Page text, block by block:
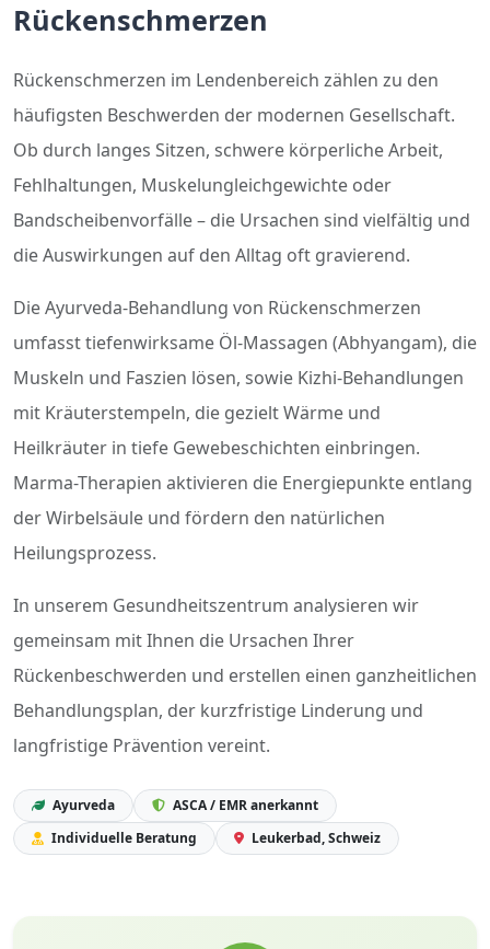
Rückenschmerzen
Rückenschmerzen im Lendenbereich zählen zu den
häufigsten Beschwerden der modernen Gesellschaft.
Ob durch langes Sitzen, schwere körperliche Arbeit,
Fehlhaltungen, Muskelungleichgewichte oder
Bandscheibenvorfälle – die Ursachen sind vielfältig und
die Auswirkungen auf den Alltag oft gravierend.
Die Ayurveda-Behandlung von Rückenschmerzen
umfasst tiefenwirksame Öl-Massagen (Abhyangam), die
Muskeln und Faszien lösen, sowie Kizhi-Behandlungen
mit Kräuterstempeln, die gezielt Wärme und
Heilkräuter in tiefe Gewebeschichten einbringen.
Marma-Therapien aktivieren die Energiepunkte entlang
der Wirbelsäule und fördern den natürlichen
Heilungsprozess.
In unserem Gesundheitszentrum analysieren wir
gemeinsam mit Ihnen die Ursachen Ihrer
Rückenbeschwerden und erstellen einen ganzheitlichen
Behandlungsplan, der kurzfristige Linderung und
langfristige Prävention vereint.
Ayurveda
ASCA / EMR anerkannt
Individuelle Beratung
Leukerbad, Schweiz